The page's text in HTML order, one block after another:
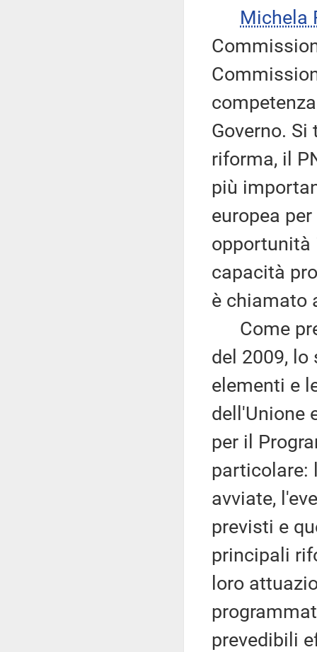
Michela
Governo.
riforma, il
più
europea
opportunità
capacità
è chiamato
Come
del 2009,
elementi e
dell'Unione
per il
particolare:
avviate,
previsti e
principali
loro
prevedibili